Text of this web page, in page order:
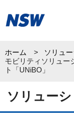
ホーム
ソリュ
モビリティソリュー
ト「UNiBO」
ソリュー